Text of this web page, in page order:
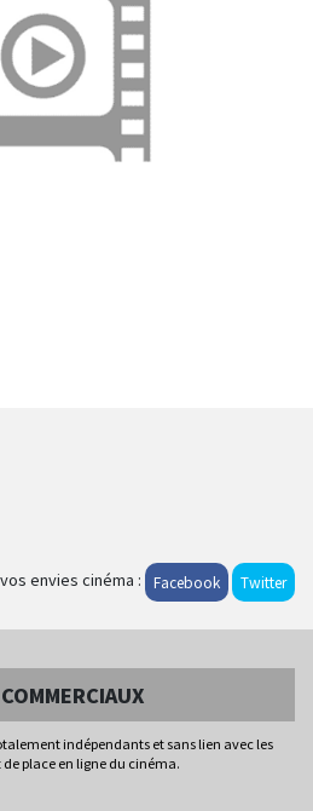
envies cinéma : Facebook Twitter
indépendants et sans lien avec les
place en ligne du cinéma.